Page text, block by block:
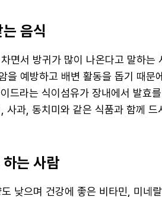
음식
면서 방귀가 많이 나온다고 말하는
을 예방하고 배변 활동을 돕기 때문
드라는 식이섬유가 장내에서 발효
사과, 동치미와 같은 식품과 함께
는 사람
낮으며 건강에 좋은 비타민, 미네